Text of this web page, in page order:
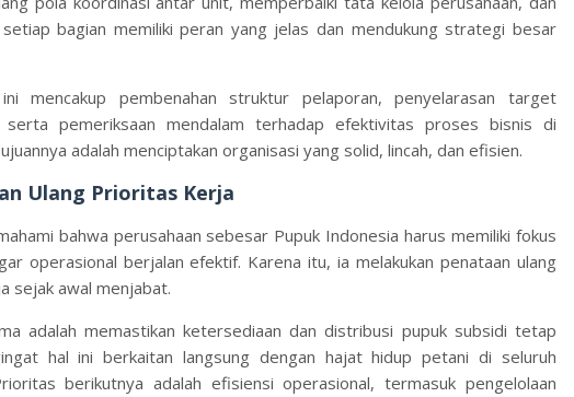
bagian memiliki peran yang jelas dan mendukung strategi besar
mencakup pembenahan struktur pelaporan, penyelarasan target
serta pemeriksaan mendalam terhadap efektivitas proses bisnis di
adalah menciptakan organisasi yang solid, lincah, dan efisien.
Ulang Prioritas Kerja
bahwa perusahaan sebesar Pupuk Indonesia harus memiliki fokus
operasional berjalan efektif. Karena itu, ia melakukan penataan ulang
sejak awal menjabat.
adalah memastikan ketersediaan dan distribusi pupuk subsidi tetap
hal ini berkaitan langsung dengan hajat hidup petani di seluruh
berikutnya adalah efisiensi operasional, termasuk pengelolaan